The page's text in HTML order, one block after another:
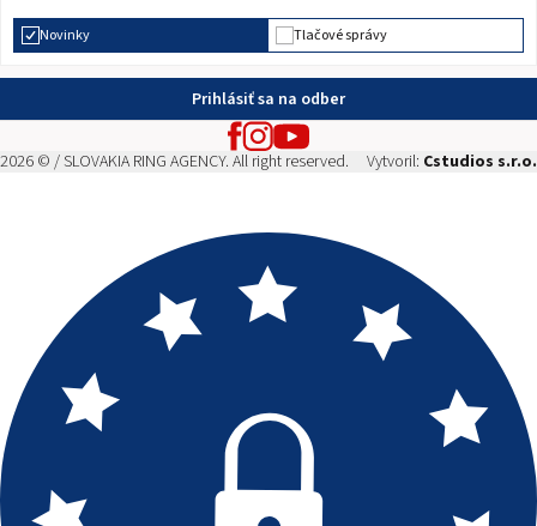
Novinky Tlačové správy
Prihlásiť sa na odber
2026 © / SLOVAKIA RING AGENCY. All right reserved. Vytvoril: Cstudios s.r.o.